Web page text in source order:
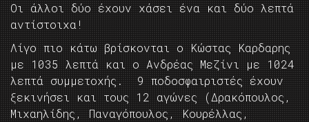
Οι άλλοι δύο έχουν χάσει ένα και δύο λεπτά
αντίστοιχα!
Λίγο πιο κάτω βρίσκονται ο Κώστας Καρδαρης
με 1035 λεπτά και ο Ανδρέας Μεζίνι με 1024
λεπτά συμμετοχής. 9 ποδοσφαιριστές έχουν
ξεκινήσει και τους 12 αγώνες (Δρακόπουλος,
Μιχαηλίδης, Παναγόπουλος, Κουρέλλας,